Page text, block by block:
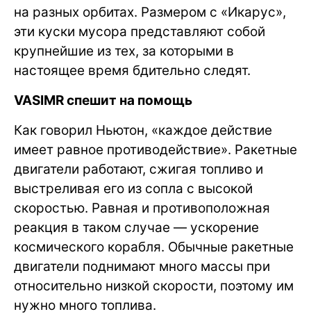
на разных орбитах. Размером с «Икарус»,
эти куски мусора представляют собой
крупнейшие из тех, за которыми в
настоящее время бдительно следят.
VASIMR спешит на помощь
Как говорил Ньютон, «каждое действие
имеет равное противодействие». Ракетные
двигатели работают, сжигая топливо и
выстреливая его из сопла с высокой
скоростью. Равная и противоположная
реакция в таком случае — ускорение
космического корабля. Обычные ракетные
двигатели поднимают много массы при
относительно низкой скорости, поэтому им
нужно много топлива.